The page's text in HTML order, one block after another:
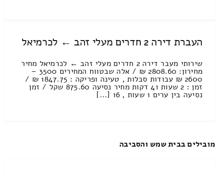
העברת דירה 2 חדרים מעלי זהב ← לכרמיאל
שירותי מעבר דירה 2 חדרים מעלי זהב ← לכרמיאל מחיר
מחירון: 2808.60 ₪ / אלה שבטווח המחירים 3500 –
2600 ₪ עבודות סבלות , טעינה ופריקה : 1847.75 ₪ /
זמן : 2 שעות 41 דקות מחיר נסיעה 875.60 שקל / זמן
נסיעה בין ערים 1 שעות , 16 [...]
מובילים בבית שמש והסביבה